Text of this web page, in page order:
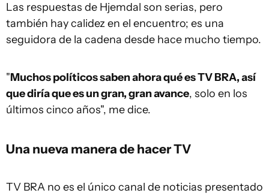
Las respuestas de Hjemdal son serias, pero
también hay calidez en el encuentro; es una
seguidora de la cadena desde hace mucho tiempo.
"Muchos políticos saben ahora qué es TV BRA, así
que diría que es un gran, gran avance, solo en los
últimos cinco años", me dice.
Una nueva manera de hacer TV
TV BRA no es el único canal de noticias presentado